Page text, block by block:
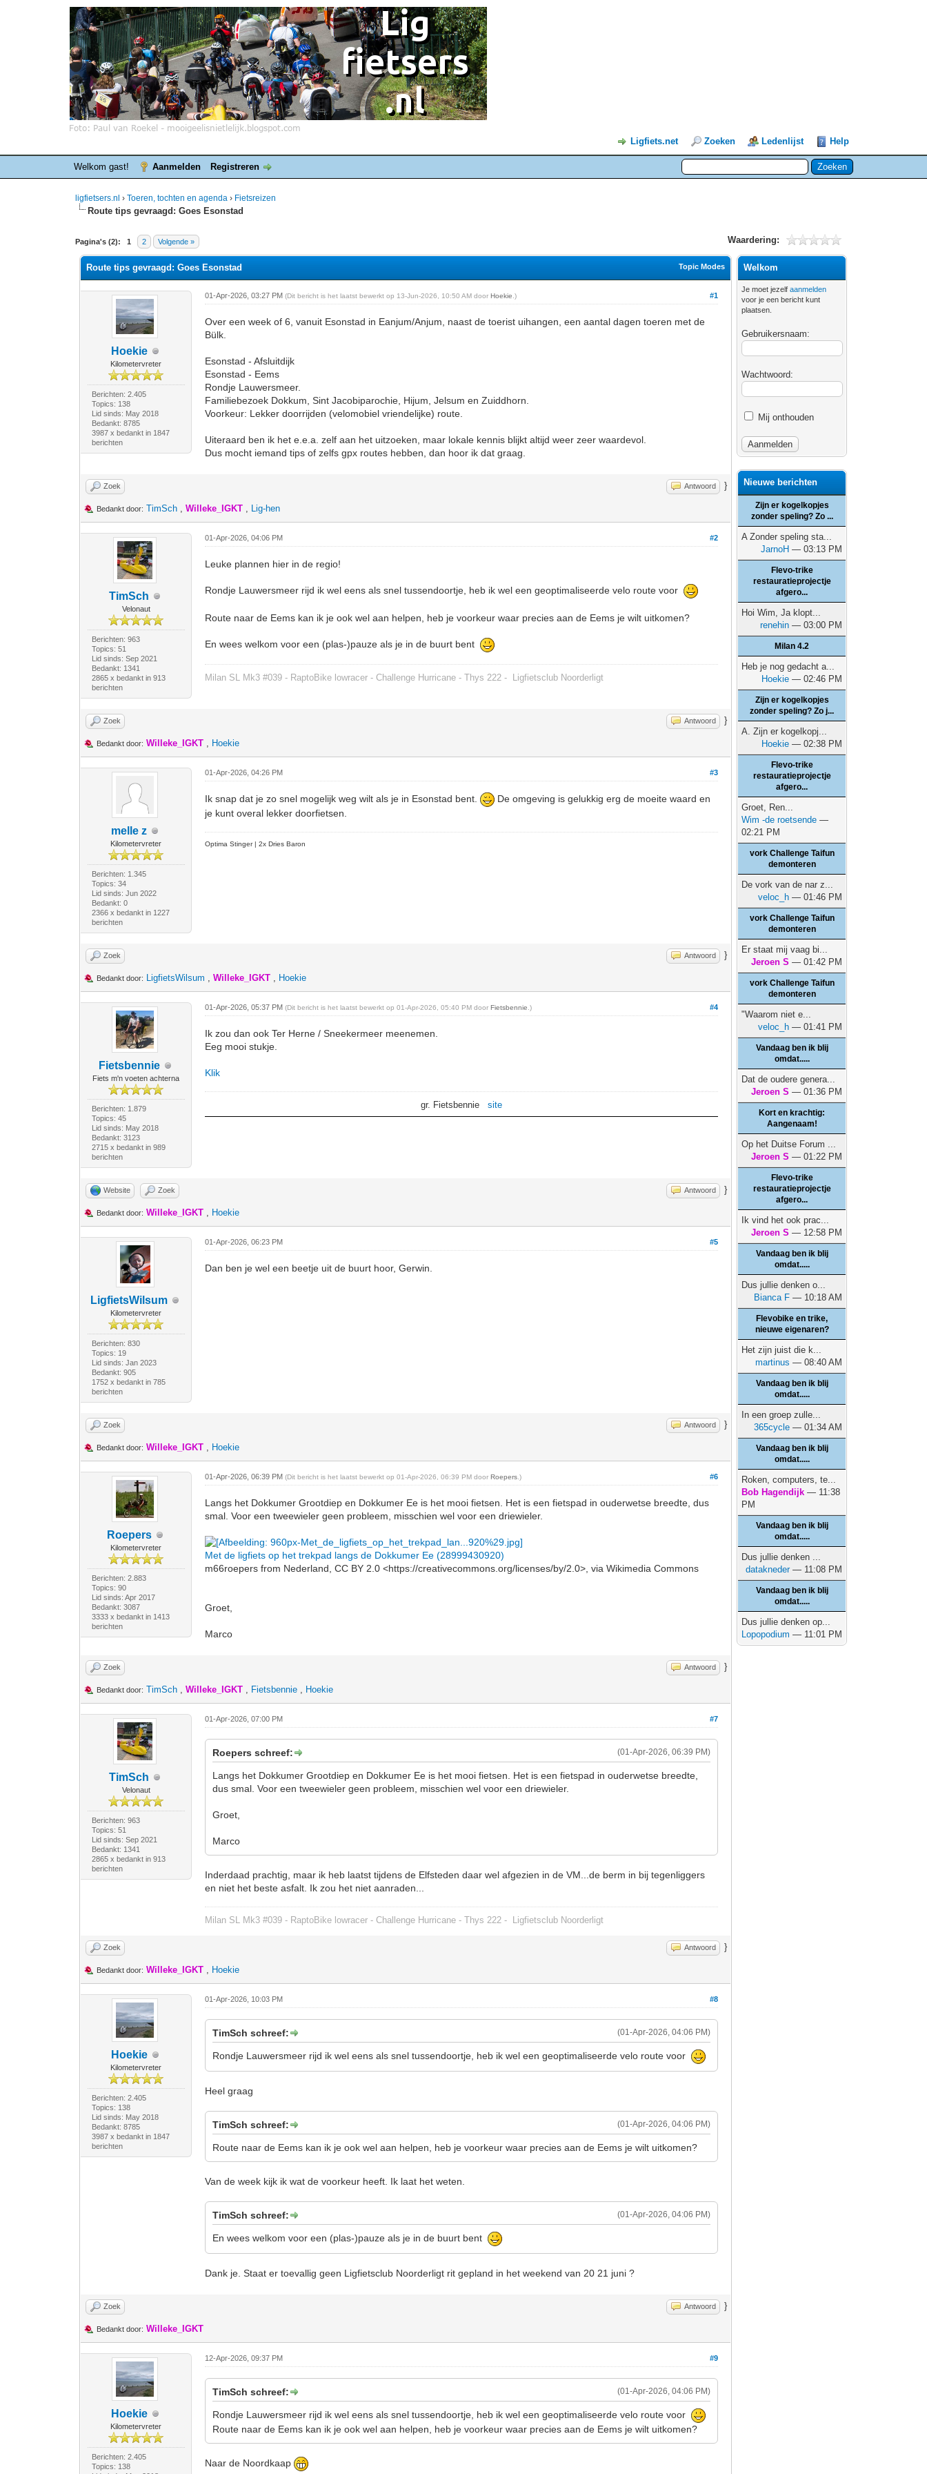
Ligfiets.net Zoeken Ledenlijst Help
Welkom gast! Aanmelden Registreren
ligfietsers.nl ›Toeren, tochten en agenda › Fietsreizen
Route tips gevraagd: Goes Esonstad
Pagina's (2): 1 2 Volgende » Waardering:
0 stemmen - gemiddelde waardering is 0
1
2
3
4
5
Topic Modes
Route tips gevraagd: Goes Esonstad
Hoekie
Kilometervreter
Berichten: 2.405
Topics: 138
Lid sinds: May 2018
Bedankt: 8785
3987 x bedankt in 1847
berichten
#1
01-Apr-2026, 03:27 PM(Dit bericht is het laatst bewerkt op 13-Jun-2026, 10:50 AM doorHoekie .)
Over een week of 6, vanuit Esonstad in Eanjum/Anjum, naast de toerist uihangen, een aantal dagen toeren met de
Bülk.
Esonstad - Afsluitdijk
Esonstad - Eems
Rondje Lauwersmeer.
Familiebezoek Dokkum, Sint Jacobiparochie, Hijum, Jelsum en Zuiddhorn.
Voorkeur: Lekker doorrijden (velomobiel vriendelijke) route.
Uiteraard ben ik het e.e.a. zelf aan het uitzoeken, maar lokale kennis blijkt altijd weer zeer waardevol.
Dus mocht iemand tips of zelfs gpx routes hebben, dan hoor ik dat graag.
Zoek Antwoord }
Bedankt door: TimSch ,Willeke_IGKT , Lig-hen
TimSch
Velonaut
Berichten: 963
Topics: 51
Lid sinds: Sep 2021
Bedankt: 1341
2865 x bedankt in 913
berichten
#2
01-Apr-2026, 04:06 PM
Leuke plannen hier in de regio!
Rondje Lauwersmeer rijd ik wel eens als snel tussendoortje, heb ik wel een geoptimaliseerde velo route voor
Route naar de Eems kan ik je ook wel aan helpen, heb je voorkeur waar precies aan de Eems je wilt uitkomen?
En wees welkom voor een (plas-)pauze als je in de buurt bent
Milan SL Mk3 #039 - RaptoBike lowracer - Challenge Hurricane - Thys 222 - Ligfietsclub Noorderligt
Zoek Antwoord }
Bedankt door: Willeke_IGKT , Hoekie
melle z
Kilometervreter
Berichten: 1.345
Topics: 34
Lid sinds: Jun 2022
Bedankt: 0
2366 x bedankt in 1227
berichten
#3
01-Apr-2026, 04:26 PM
Ik snap dat je zo snel mogelijk weg wilt als je in Esonstad bent.
De omgeving is gelukkig erg de moeite waard en
je kunt overal lekker doorfietsen.
Optima Stinger |2x Dries Baron
Zoek Antwoord }
Bedankt door: LigfietsWilsum ,Willeke_IGKT , Hoekie
Fietsbennie
Fiets m'n voeten achterna
Berichten: 1.879
Topics: 45
Lid sinds: May 2018
Bedankt: 3123
2715 x bedankt in 989
berichten
#4
01-Apr-2026, 05:37 PM(Dit bericht is het laatst bewerkt op 01-Apr-2026, 05:40 PM doorFietsbennie .)
Ik zou dan ook Ter Herne / Sneekermeer meenemen.
Eeg mooi stukje.
Klik
gr. Fietsbenniesite
Website Zoek Antwoord }
Bedankt door: Willeke_IGKT , Hoekie
LigfietsWilsum
Kilometervreter
Berichten: 830
Topics: 19
Lid sinds: Jan 2023
Bedankt: 905
1752 x bedankt in 785
berichten
#5
01-Apr-2026, 06:23 PM
Dan ben je wel een beetje uit de buurt hoor, Gerwin.
Zoek Antwoord }
Bedankt door: Willeke_IGKT , Hoekie
Roepers
Kilometervreter
Berichten: 2.883
Topics: 90
Lid sinds: Apr 2017
Bedankt: 3087
3333 x bedankt in 1413
berichten
#6
01-Apr-2026, 06:39 PM(Dit bericht is het laatst bewerkt op 01-Apr-2026, 06:39 PM doorRoepers .)
Langs het Dokkumer Grootdiep en Dokkumer Ee is het mooi fietsen. Het is een fietspad in ouderwetse breedte, dus
smal. Voor een tweewieler geen probleem, misschien wel voor een driewieler.
Met de ligfiets op het trekpad langs de Dokkumer Ee (28999430920)
m66roepers from Nederland, CC BY 2.0 <https://creativecommons.org/licenses/by/2.0>, via Wikimedia Commons
Groet,
Marco
Zoek Antwoord }
Bedankt door: TimSch ,Willeke_IGKT , Fietsbennie , Hoekie
TimSch
Velonaut
Berichten: 963
Topics: 51
Lid sinds: Sep 2021
Bedankt: 1341
2865 x bedankt in 913
berichten
#7
01-Apr-2026, 07:00 PM
(01-Apr-2026, 06:39 PM)
Roepers schreef:
Langs het Dokkumer Grootdiep en Dokkumer Ee is het mooi fietsen. Het is een fietspad in ouderwetse breedte,
dus smal. Voor een tweewieler geen probleem, misschien wel voor een driewieler.
Groet,
Marco
Inderdaad prachtig, maar ik heb laatst tijdens de Elfsteden daar wel afgezien in de VM...de berm in bij tegenliggers
en niet het beste asfalt. Ik zou het niet aanraden...
Milan SL Mk3 #039 - RaptoBike lowracer - Challenge Hurricane - Thys 222 - Ligfietsclub Noorderligt
Zoek Antwoord }
Bedankt door: Willeke_IGKT , Hoekie
Hoekie
Kilometervreter
Berichten: 2.405
Topics: 138
Lid sinds: May 2018
Bedankt: 8785
3987 x bedankt in 1847
berichten
#8
01-Apr-2026, 10:03 PM
(01-Apr-2026, 04:06 PM)
TimSch schreef:
Rondje Lauwersmeer rijd ik wel eens als snel tussendoortje, heb ik wel een geoptimaliseerde velo route voor
Heel graag
(01-Apr-2026, 04:06 PM)
TimSch schreef:
Route naar de Eems kan ik je ook wel aan helpen, heb je voorkeur waar precies aan de Eems je wilt uitkomen?
Van de week kijk ik wat de voorkeur heeft. Ik laat het weten.
(01-Apr-2026, 04:06 PM)
TimSch schreef:
En wees welkom voor een (plas-)pauze als je in de buurt bent
Dank je. Staat er toevallig geen Ligfietsclub Noorderligt rit gepland in het weekend van 20 21 juni ?
Zoek Antwoord }
Bedankt door: Willeke_IGKT
Hoekie
Kilometervreter
Berichten: 2.405
Topics: 138
#9
12-Apr-2026, 09:37 PM
(01-Apr-2026, 04:06 PM)
TimSch schreef:
Rondje Lauwersmeer rijd ik wel eens als snel tussendoortje, heb ik wel een geoptimaliseerde velo route voor
Route naar de Eems kan ik je ook wel aan helpen, heb je voorkeur waar precies aan de Eems je wilt uitkomen?
Naar de Noordkaap
Welkom
Je moet jezelfaanmelden
voor je een bericht kunt
plaatsen.
Gebruikersnaam:
Wachtwoord:
Mij onthouden
Nieuwe berichten
Zijn er kogelkopjes
zonder speling? Zo ...
A Zonder speling sta...
JarnoH — 03:13 PM
Flevo-trike
restauratieprojectje
afgero...
Hoi Wim, Ja klopt...
renehin — 03:00 PM
Milan 4.2
Heb je nog gedacht a...
Hoekie — 02:46 PM
Zijn er kogelkopjes
zonder speling? Zo j...
A. Zijn er kogelkopj...
Hoekie — 02:38 PM
Flevo-trike
restauratieprojectje
afgero...
Groet, Ren...
Wim -de roetsende —
02:21 PM
vork Challenge Taifun
demonteren
De vork van de nar z...
veloc_h — 01:46 PM
vork Challenge Taifun
demonteren
Er staat mij vaag bi...
Jeroen S — 01:42 PM
vork Challenge Taifun
demonteren
"Waarom niet e...
veloc_h — 01:41 PM
Vandaag ben ik blij
omdat.....
Dat de oudere genera...
Jeroen S — 01:36 PM
Kort en krachtig:
Aangenaam!
Op het Duitse Forum ...
Jeroen S — 01:22 PM
Flevo-trike
restauratieprojectje
afgero...
Ik vind het ook prac...
Jeroen S — 12:58 PM
Vandaag ben ik blij
omdat.....
Dus jullie denken o...
Bianca F — 10:18 AM
Flevobike en trike,
nieuwe eigenaren?
Het zijn juist die k...
martinus — 08:40 AM
Vandaag ben ik blij
omdat.....
In een groep zulle...
365cycle — 01:34 AM
Vandaag ben ik blij
omdat.....
Roken, computers, te...
Bob Hagendijk — 11:38
PM
Vandaag ben ik blij
omdat.....
Dus jullie denken ...
datakneder— 11:08 PM
Vandaag ben ik blij
omdat.....
Dus jullie denken op...
Lopopodium — 11:01 PM